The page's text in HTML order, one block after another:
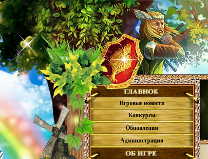
Игровые новости
Конкурсы
Обновления
Администрация